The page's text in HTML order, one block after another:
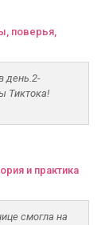
поверья,
день.2-
Тиктока!
и практика
смогла на